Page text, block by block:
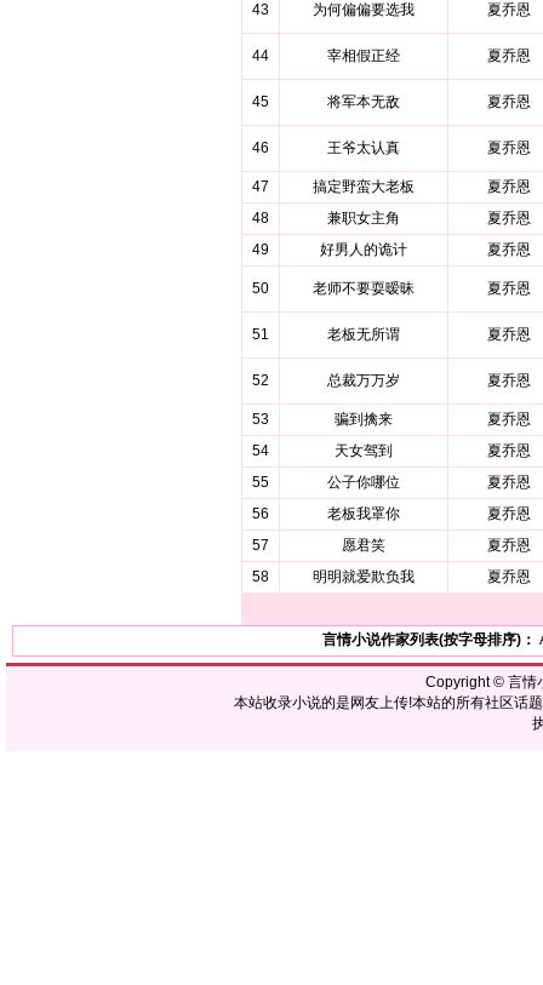
43 为何偏偏要选我 夏乔恩
44 宰相假正经 夏乔恩
45 将军本无敌 夏乔恩
46 王爷太认真 夏乔恩
47 搞定野蛮大老板
夏乔恩
48
兼职女主角
夏乔恩
49
好男人的诡计 夏乔恩
50 老师不要耍暧昧 夏乔恩
51 老板无所谓 夏乔恩
52 总裁万万岁 夏乔恩
53 骗到擒来
夏乔恩
54
天女驾到
夏乔恩
55
公子你哪位
夏乔恩
56
老板我罩你
夏乔恩
57
愿君笑
夏乔恩
58
明明就爱欺负我 夏乔恩
言情小说作家列表(按字母排序)：
Copyright © 言情
本站收录小说的是网友上传!本站的所有社区话